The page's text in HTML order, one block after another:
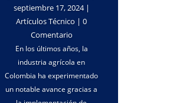
septiembre 17, 2024|
Artículos Técnico | 0
Comentario
En los últimos años, la
industria agrícola en
Colombia ha experimentado
un notable avance gracias a